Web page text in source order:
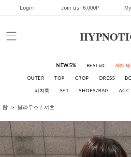
Login Join us+6,000P
NEW5% BEST60 자체제
OUTER TOP CROP DRESS
비치룩 SET SHOES/BAG ACC
탑 블라우스 / 셔츠